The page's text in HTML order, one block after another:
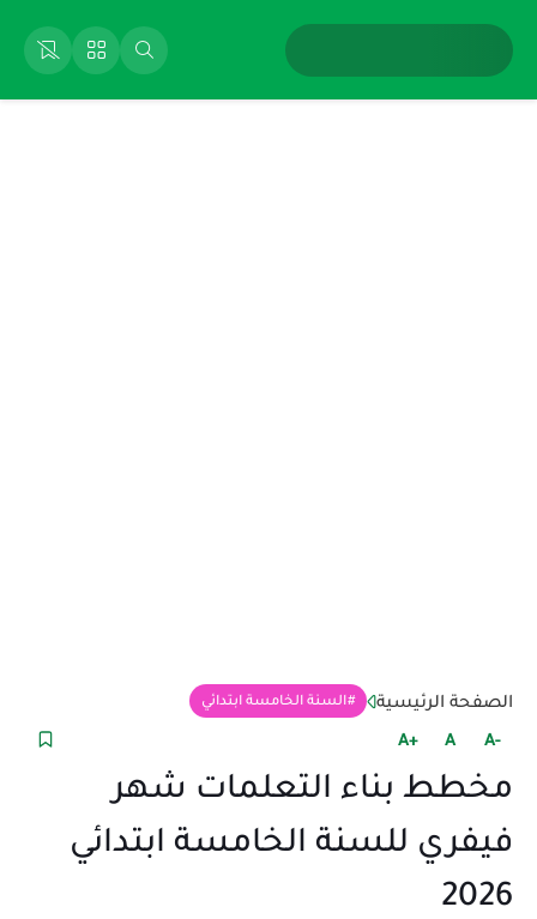
الصفحة الرئيسية السنة الخامسة ابتدائي
+A A -A
مخطط بناء التعلمات شهر
فيفري للسنة الخامسة ابتدائي
2026